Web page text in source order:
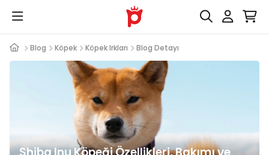
Blog Köpek Köpek Irkları Blog Detayı